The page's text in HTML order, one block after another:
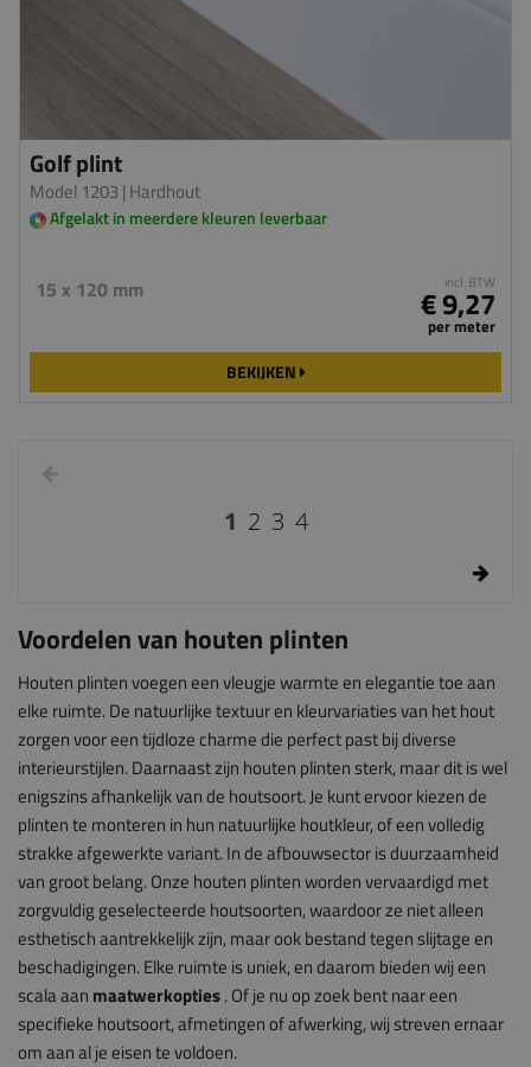
Golf plint
Model 1203 | Hardhout
Afgelakt in meerdere kleuren leverbaar
15 x 120 mm incl. BTW
€ 9,27
per meter
BEKIJKEN
1 2 3 4
Voordelen van houten plinten
Houten plinten voegen een vleugje warmte en elegantie toe aan
elke ruimte. De natuurlijke textuur en kleurvariaties van het hout
zorgen voor een tijdloze charme die perfect past bij diverse
interieurstijlen. Daarnaast zijn houten plinten sterk, maar dit is wel
enigszins afhankelijk van de houtsoort. Je kunt ervoor kiezen de
plinten te monteren in hun natuurlijke houtkleur, of een volledig
strakke afgewerkte variant. In de afbouwsector is duurzaamheid
van groot belang. Onze houten plinten worden vervaardigd met
zorgvuldig geselecteerde houtsoorten, waardoor ze niet alleen
esthetisch aantrekkelijk zijn, maar ook bestand tegen slijtage en
beschadigingen. Elke ruimte is uniek, en daarom bieden wij een
scala aan maatwerkopties. Of je nu op zoek bent naar een
specifieke houtsoort, afmetingen of afwerking, wij streven ernaar
om aan al je eisen te voldoen.